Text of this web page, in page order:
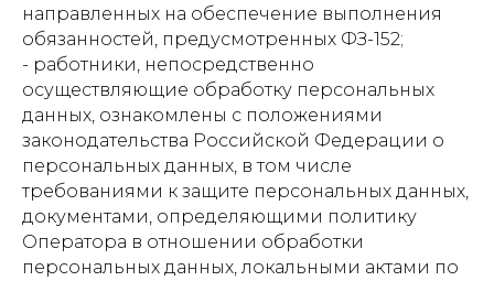
направленных на обеспечение выполнения
обязанностей, предусмотренных ФЗ-152;
- работники, непосредственно
осуществляющие обработку персональных
данных, ознакомлены с положениями
законодательства Российской Федерации о
персональных данных, в том числе
требованиями к защите персональных данных,
документами, определяющими политику
Оператора в отношении обработки
персональных данных, локальными актами по